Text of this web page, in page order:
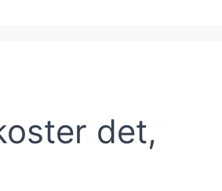
det,